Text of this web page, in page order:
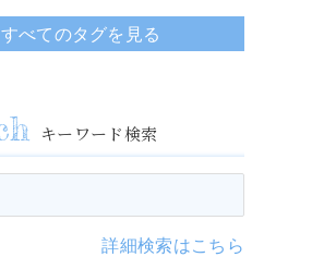
すべてのタグを見る
キーワード検索
詳細検索はこちら